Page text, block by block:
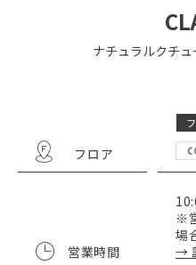
ナチュラルクチ
フロア
営業時間
※
場
→